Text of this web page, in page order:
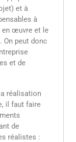
et à
à
en œuvre et le
On peut donc
et de
réalisation
il faut faire
de
réalistes :